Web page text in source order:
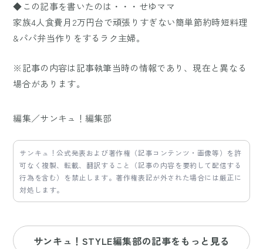
◆この記事を書いたのは・・・せゆママ
家族4人食費月2万円台で頑張りすぎない簡単節約時短料理
&パパ弁当作りをするラク主婦。
※記事の内容は記事執筆当時の情報であり、現在と異なる
場合があります。
編集／サンキュ！編集部
サンキュ！公式発表および著作権（記事コンテンツ・画像等）を許
可なく複製、転載、翻訳すること（記事の内容を要約して配信する
行為を含む）を禁止します。著作権表記が外された場合には厳正に
対処します。
サンキュ！STYLE編集部の記事をもっと見る